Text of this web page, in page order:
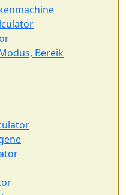
Bereik